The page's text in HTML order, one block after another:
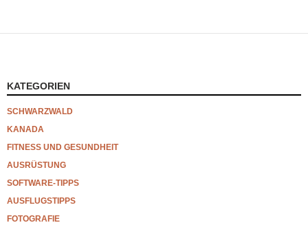
KATEGORIEN
SCHWARZWALD
KANADA
FITNESS UND GESUNDHEIT
AUSRÜSTUNG
SOFTWARE-TIPPS
AUSFLUGSTIPPS
FOTOGRAFIE